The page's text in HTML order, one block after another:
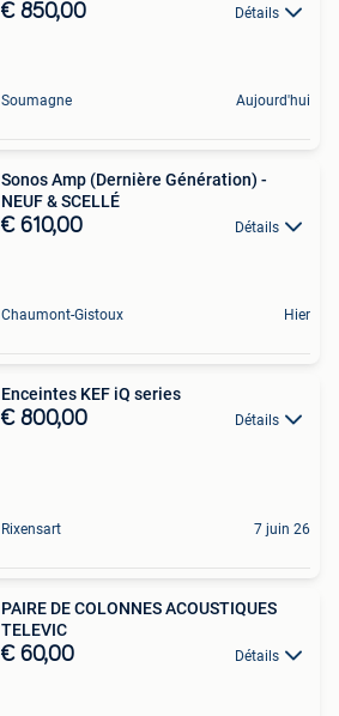
€ 850,00 Détails
Soumagne Aujourd'hui
Sonos Amp (Dernière Génération) -
NEUF & SCELLÉ
€ 610,00 Détails
Chaumont-Gistoux Hier
Enceintes KEF iQ series
€ 800,00 Détails
Rixensart 7 juin 26
PAIRE DE COLONNES ACOUSTIQUES
TELEVIC
€ 60,00 Détails